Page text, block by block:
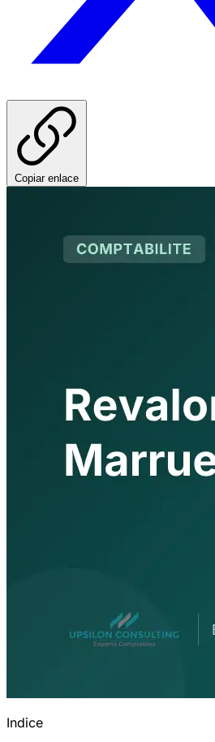
Copiar enlace
Indice